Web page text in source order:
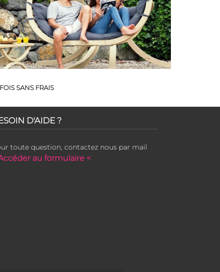
SANS FRAIS
D'AIDE ?
toute question, contactez nous par mail
au formulaire <